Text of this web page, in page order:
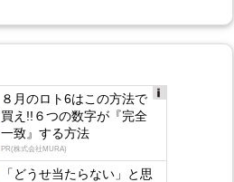
gly
８月のロト6はこの方法で
買え!!６つの数字が『完全
一致』する方法
PR(株式会社MURA)
「どうせ当たらない」と思